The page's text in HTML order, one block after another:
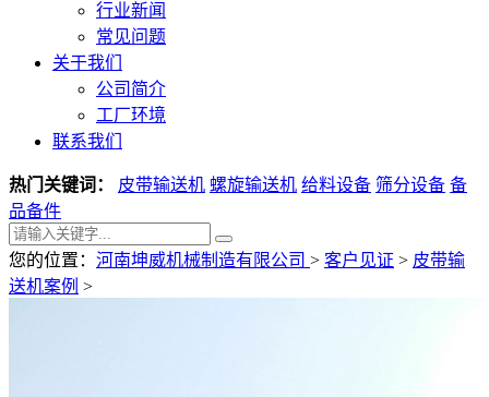
行业新闻
常见问题
关于我们
公司简介
工厂环境
联系我们
热门关键词： 皮带输送机 螺旋输送机 给料设备 筛分设备 备
品备件
您的位置： 河南坤威机械制造有限公司 > 客户见证 > 皮带输
送机案例 >